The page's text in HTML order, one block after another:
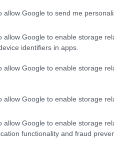
allow Google to send me
allow Google to enable storage
identifiers in apps.
allow Google to enable storage
allow Google to enable storage
allow Google to enable storage
functionality and fraud
modelli possono
di una potenza di calcolo
ma consente anche
avanzate, aumentando
ambientale
tecnologia più